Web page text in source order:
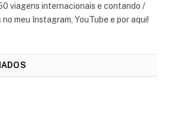
viagens internacionais e contando /
meu Instagram, YouTube e por aqui!